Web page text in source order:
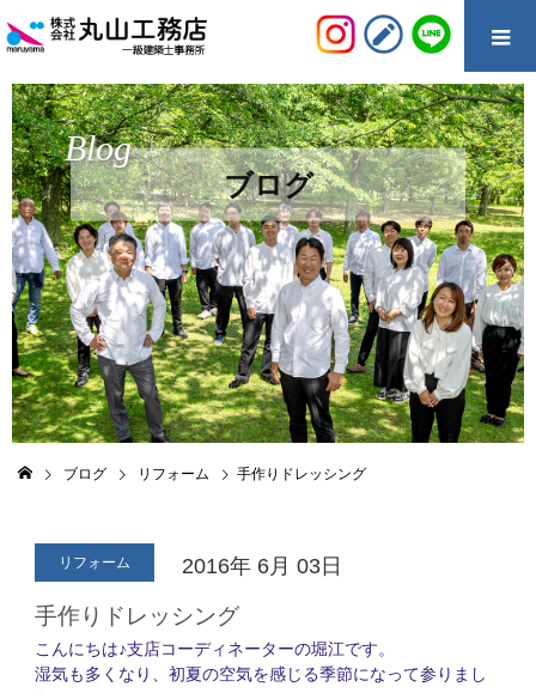
ブログ
Blog
ブログ リフォーム 手作りドレッシング
2016年 6月 03日
リフォーム
手作りドレッシング
こんにちは♪支店コーディネーターの堀江です。
湿気も多くなり、初夏の空気を感じる季節になって参りまし